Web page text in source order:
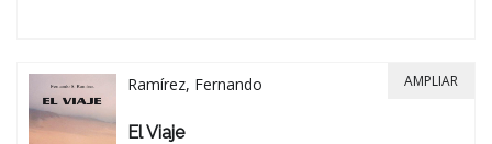
Ramírez, Fernando
El Viaje
AMPLIAR